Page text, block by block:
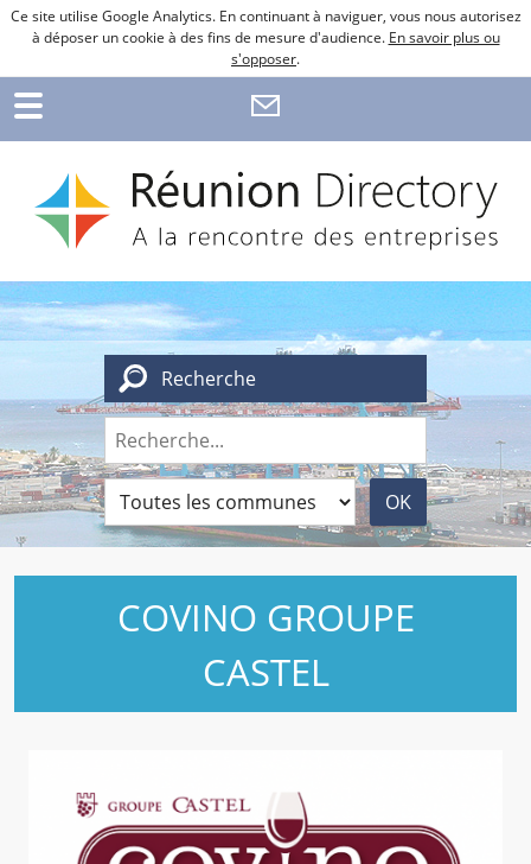
Ce site utilise Google Analytics. En continuant à naviguer, vous nous autorisez
à déposer un cookie à des fins de mesure d'audience. En savoir plus ou
s'opposer.
Recherche
COVINO GROUPE
CASTEL